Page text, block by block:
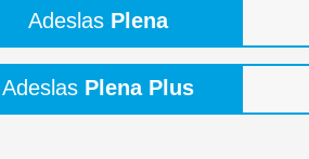
Adeslas Plena
Adeslas Plena Plus